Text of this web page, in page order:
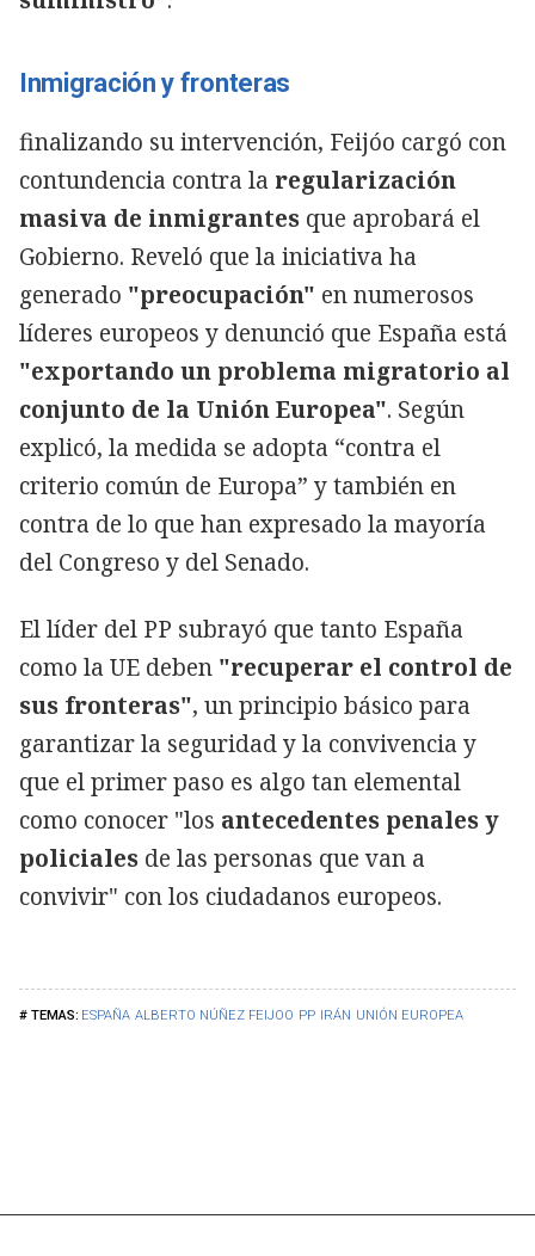
ESPAÑA ALBERTO NÚÑEZ FEIJOO PP IRÁN UNIÓN EUROPEA
Inmigración y fronteras
finalizando su intervención, Feijóo cargó con
contundencia contra la regularización
masiva de inmigrantes que aprobará el
Gobierno. Reveló que la iniciativa ha
generado "preocupación" en numerosos
líderes europeos y denunció que España está
"exportando un problema migratorio al
conjunto de la Unión Europea". Según
explicó, la medida se adopta “contra el
criterio común de Europa” y también en
contra de lo que han expresado la mayoría
del Congreso y del Senado.
El líder del PP subrayó que tanto España
como la UE deben "recuperar el control de
sus fronteras", un principio básico para
garantizar la seguridad y la convivencia y
que el primer paso es algo tan elemental
como conocer "los antecedentes penales y
policiales de las personas que van a
convivir" con los ciudadanos europeos.